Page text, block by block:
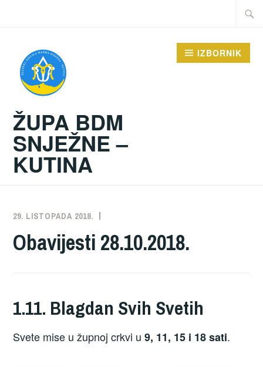
Traži:
ŽUPA BDM
SNJEŽNE –
KUTINA
IZBORNIK
29. LISTOPADA 2018.
Obavijesti 28.10.2018.
1.11. Blagdan Svih Svetih
Svete mise u župnoj crkvi u9, 11, 15 i 18 sati.